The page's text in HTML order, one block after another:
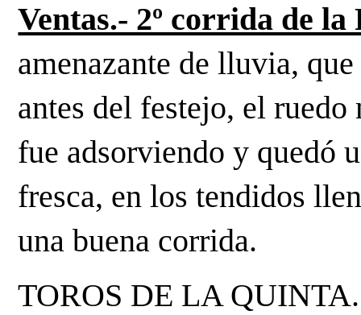
Ventas.- 2º corrida de
amenazante de lluvia,
antes del festejo, el ruedo
fue adsorviendo y quedó
fresca, en los tendidos
una buena corrida.
TOROS DE LA